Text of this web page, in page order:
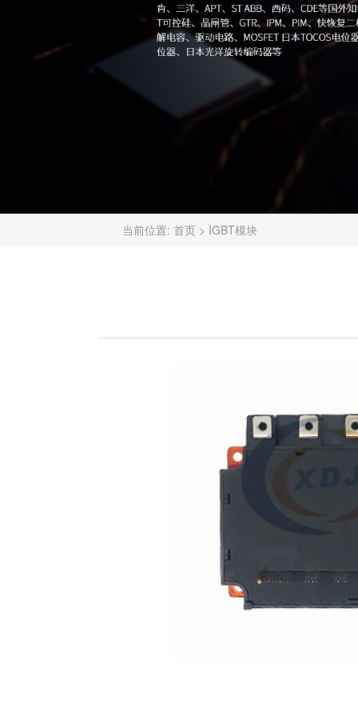
当前位置: 首页 > IGBT模块